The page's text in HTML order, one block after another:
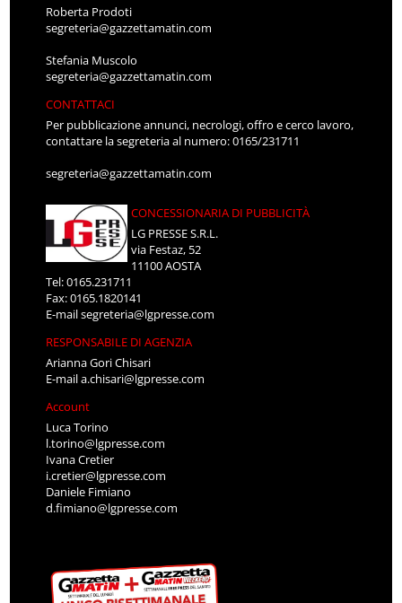
Roberta Prodoti
segreteria@gazzettamatin.com
Stefania Muscolo
segreteria@gazzettamatin.com
CONTATTACI
Per pubblicazione annunci, necrologi, offro e cerco lavoro,
contattare la segreteria al numero: 0165/231711
segreteria@gazzettamatin.com
CONCESSIONARIA DI PUBBLICITÀ
LG PRESSE S.R.L.
via Festaz, 52
11100 AOSTA
Tel: 0165.231711
Fax: 0165.1820141
E-mailsegreteria@lgpresse.com
RESPONSABILE DI AGENZIA
Arianna Gori Chisari
E-maila.chisari@lgpresse.com
Account
Luca Torino
l.torino@lgpresse.com
Ivana Cretier
i.cretier@lgpresse.com
Daniele Fimiano
d.fimiano@lgpresse.com